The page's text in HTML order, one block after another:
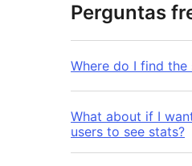
Perguntas
Where do I find the
What about if I
users to see stats?